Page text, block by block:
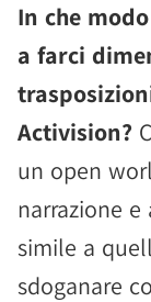
In che
a farci
Activision?
un open
narrazione
simile a
sdoganare